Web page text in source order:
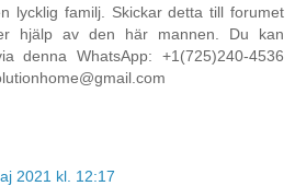
lycklig familj. Skickar detta till forumet
hjälp av den här mannen. Du kan
denna WhatsApp: +1(725)240-4536
2021 kl. 12:17